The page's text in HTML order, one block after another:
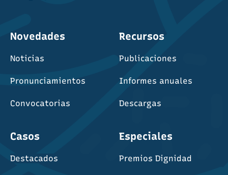
Novedades
Noticias
Pronunciamientos
Convocatorias
Recursos
Publicaciones
Informes anuales
Descargas
Casos
Destacados
Especiales
Premios Dignidad